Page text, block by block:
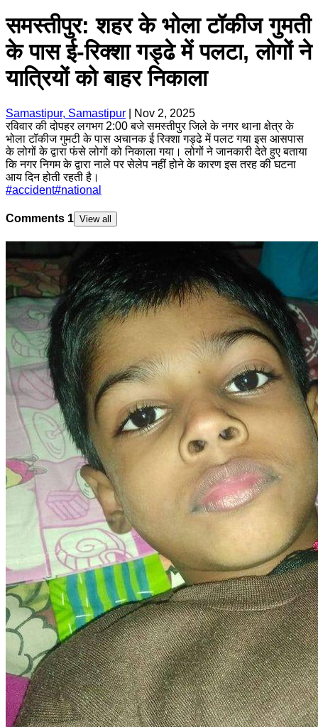
समस्तीपुर: शहर के भोला टॉकीज गुमती
के पास ई-रिक्शा गड्ढे में पलटा, लोगों ने
यात्रियों को बाहर निकाला
Samastipur, Samastipur
Nov 2, 2025
रविवार की दोपहर लगभग 2:00 बजे समस्तीपुर जिले के नगर थाना क्षेत्र के
भोला टॉकीज गुमटी के पास अचानक ई रिक्शा गड्ढे में पलट गया इस आसपास
के लोगों के द्वारा फंसे लोगों को निकाला गया। लोगों ने जानकारी देते हुए बताया
कि नगर निगम के द्वारा नाले पर सेलेप नहीं होने के कारण इस तरह की घटना
आय दिन होती रहती है।
#accident#national
Comments 1 View all